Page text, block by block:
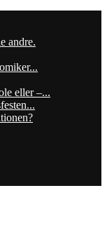
andre.
eller –...